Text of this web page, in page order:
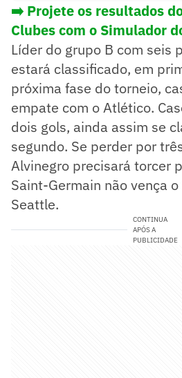
➡️ Projete os resultados
Clubes com o Simulador
Líder do grupo B com seis
estará classificado, em
próxima fase do torneio,
empate com o Atlético.
dois gols, ainda assim se
segundo. Se perder por
Alvinegro precisará torcer
Saint-Germain não vença
Seattle.
CONTINUA
APÓS A
PUBLICIDADE